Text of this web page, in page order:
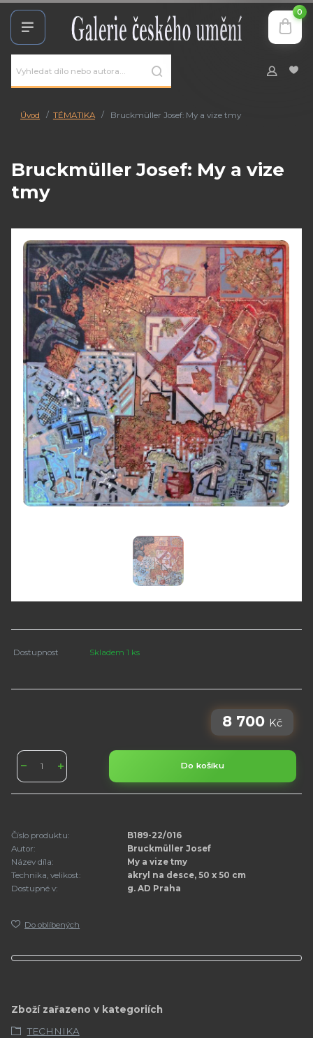
0
Úvod TÉMATIKA Bruckmüller Josef: My a vize tmy
Bruckmüller Josef: My a vize
tmy
Dostupnost Skladem 1 ks
8 700 Kč
Do košíku
Číslo produktu:
B189-22/016
Autor:
Bruckmüller Josef
Název díla:
My a vize tmy
Technika, velikost:
akryl na desce, 50 x 50 cm
Dostupné v:
g. AD Praha
Do oblíbených
Zboží zařazeno v kategoriích
TECHNIKA